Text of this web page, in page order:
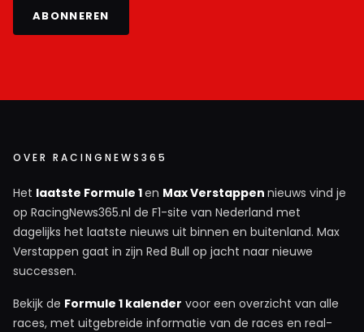
ABONNEREN
OVER RACINGNEWS365
Het laatste Formule 1en Max Verstappen nieuws vind je
op RacingNews365.nl de F1-site van Nederland met
dagelijks het laatste nieuws uit binnen en buitenland. Max
Verstappen gaat in zijn Red Bull op jacht naar nieuwe
successen.
Bekijk de Formule 1 kalender voor een overzicht van alle
races, met uitgebreide informatie van de races en real-